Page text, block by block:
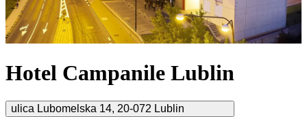
Hotel Campanile Lublin
ulica Lubomelska 14, 20-072 Lublin